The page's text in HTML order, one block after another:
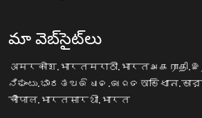
మా వెబ్‌సైట్‌లు
अमरकोश.भारतमराठी.भारत
ನಿಘಂಟು.ಭಾರತ ଅଭିଧାନ.ଭାରତ
चौपाल.भारतसारथी.भारत